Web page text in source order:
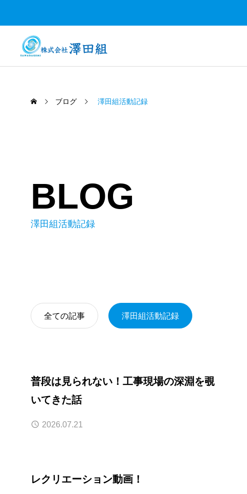
ブログ 澤田組活動記録
BLOG
澤田組活動記録
全ての記事 澤田組活動記録
普段は見られない！工事現場の深淵を覗
いてきた話
2026.07.21
レクリエーション動画！